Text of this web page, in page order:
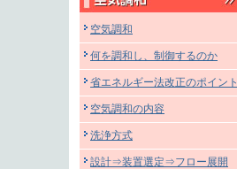
空気調和
何を調和し、制御するのか
省エネルギー法改正のポイント
空気調和の内容
洗浄方式
設計⇒装置選定⇒フロー展開